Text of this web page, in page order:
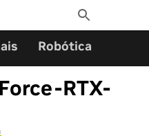
Toggle
Search
Robótica
RTX-